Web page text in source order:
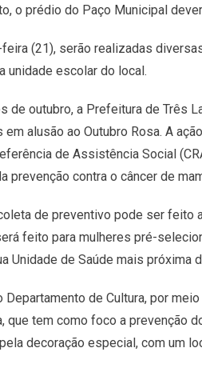
o prédio do Paço Municipal
feira (21), serão realizadas
unidade escolar do local.
de outubro, a Prefeitura de Três
em alusão ao Outubro Rosa. A
de Assistência Social
prevenção contra o câncer de
de preventivo pode ser feito
feito para mulheres pré-
Unidade de Saúde mais
de Cultura, por
que tem como foco a prevenção
decoração especial, com um